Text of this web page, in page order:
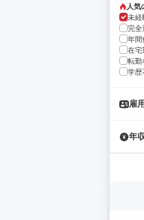
人気
未経
完全
年間
在宅
転勤
学歴
雇
年